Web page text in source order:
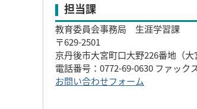
担当課
教育委員会事務局 生涯学習課
〒629-2501
京丹後市大宮町口大野226番地（大
電話番号：0772-69-0630 ファック
お問い合わせフォーム